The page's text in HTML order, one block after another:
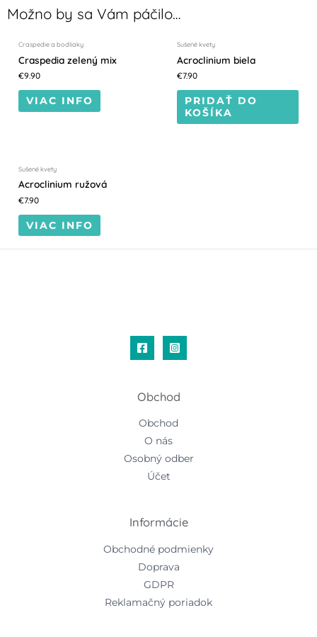
Možno by sa Vám páčilo…
NEDOSTUPNÝ
Craspedie a bodliaky
Craspedia zelený mix
€9.90
VIAC INFO
Sušené kvety
Acroclinium biela
€7.90
PRIDAŤ DO
KOŠÍKA
Sušené kvety
Acroclinium ružová
€7.90
VIAC INFO
Obchod
Obchod
O nás
Osobný odber
Účet
Informácie
Obchodné podmienky
Doprava
GDPR
Reklamačný poriadok